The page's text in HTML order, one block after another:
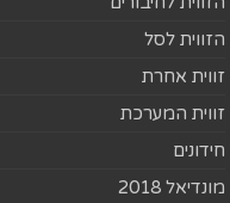
הזווית לסל
זווית אחרת
זווית המערכת
חידונים
מונדיאל 2018